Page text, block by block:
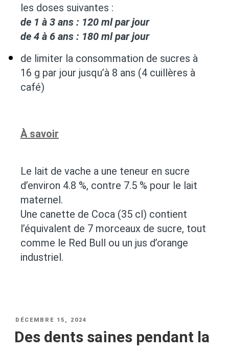
les doses suivantes :
de 1 à 3 ans : 120 ml par jour
de 4 à 6 ans : 180 ml par jour
de limiter la consommation de sucres à
16 g par jour jusqu’à 8 ans (4 cuillères à
café)
À savoir
Le lait de vache a une teneur en sucre
d’environ 4.8 %, contre 7.5 % pour le lait
maternel.
Une canette de Coca (35 cl) contient
l’équivalent de 7 morceaux de sucre, tout
comme le Red Bull ou un jus d’orange
industriel.
DÉCEMBRE 15, 2024
Des dents saines pendant la